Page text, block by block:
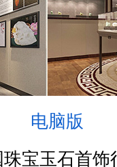
电脑版
宝玉石首饰